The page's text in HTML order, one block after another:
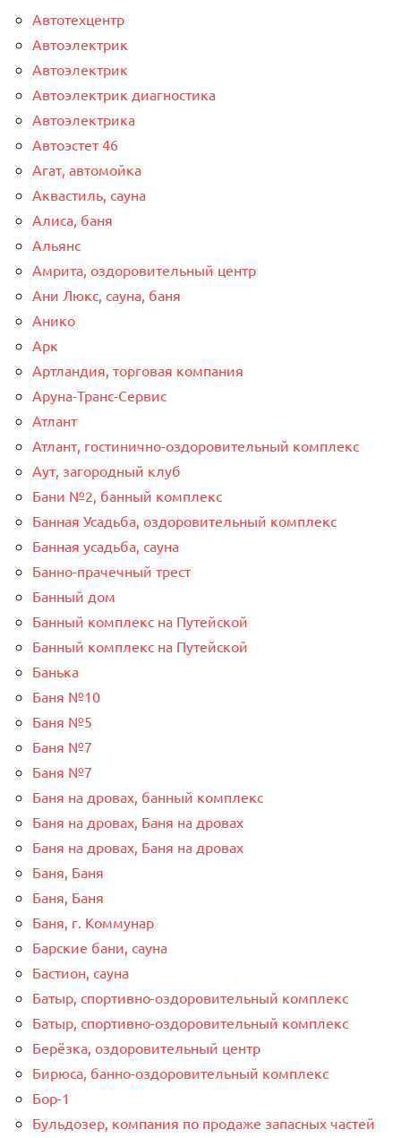
Автотехцентр
Автоэлектрик
Автоэлектрик
Автоэлектрик диагностика
Автоэлектрика
Автоэстет 46
Агат, автомойка
Аквастиль, сауна
Алиса, баня
Альянс
Амрита, оздоровительный центр
Ани Люкс, сауна, баня
Анико
Арк
Артландия, торговая компания
Аруна-Транс-Сервис
Атлант
Атлант, гостинично-оздоровительный комплекс
Аут, загородный клуб
Бани №2, банный комплекс
Банная Усадьба, оздоровительный комплекс
Банная усадьба, сауна
Банно-прачечный трест
Банный дом
Банный комплекс на Путейской
Банный комплекс на Путейской
Банька
Баня №10
Баня №5
Баня №7
Баня №7
Баня на дровах, банный комплекс
Баня на дровах, Баня на дровах
Баня на дровах, Баня на дровах
Баня, Баня
Баня, Баня
Баня, г. Коммунар
Барские бани, сауна
Бастион, сауна
Батыр, спортивно-оздоровительный комплекс
Батыр, спортивно-оздоровительный комплекс
Берёзка, оздоровительный центр
Бирюса, банно-оздоровительный комплекс
Бор-1
Бульдозер, компания по продаже запасных частей